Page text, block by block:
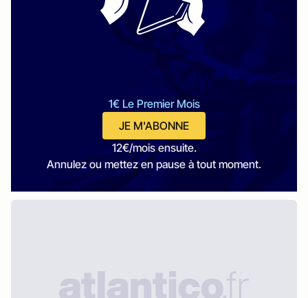
1€ Le Premier Mois
JE M'ABONNE
12€/mois ensuite.
Annulez ou mettez en pause à tout moment.